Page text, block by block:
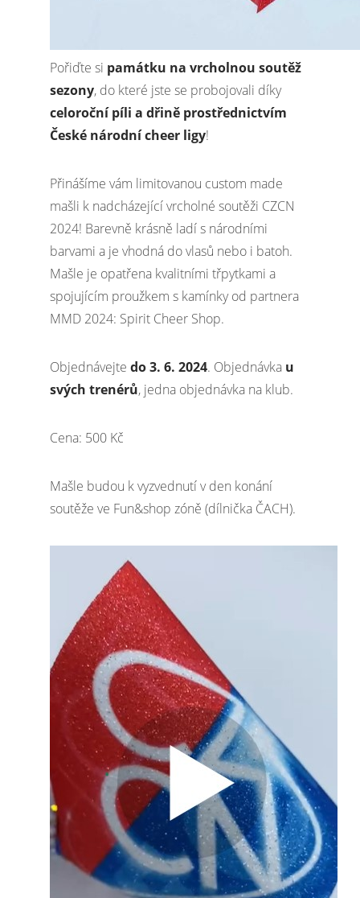
Pořiďte si památku na vrcholnou soutěž
sezony, do které jste se probojovali díky
celoroční píli a dřině prostřednictvím
České národní cheer ligy!
Přinášíme vám limitovanou custom made
mašli k nadcházející vrcholné soutěži CZCN
2024! Barevně krásně ladí s národními
barvami a je vhodná do vlasů nebo i batoh.
Mašle je opatřena kvalitními třpytkami a
spojujícím proužkem s kamínky od partnera
MMD 2024: Spirit Cheer Shop.
Objednávejtedo 3. 6. 2024. Objednávka u
svých trenérů, jedna objednávka na klub.
Cena: 500 Kč
Mašle budou k vyzvednutí v den konání
soutěže ve Fun&shop zóně (dílnička ČACH).